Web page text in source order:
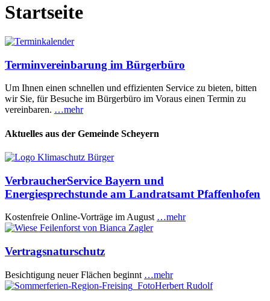
Startseite
Terminvereinbarung im Bürgerbüro
Um Ihnen einen schnellen und effizienten Service zu bieten, bitten
wir Sie, für Besuche im Bürgerbüro im Voraus einen Termin zu
vereinbaren. …mehr
Aktuelles aus der Gemeinde Scheyern
VerbraucherService Bayern und
Energiesprechstunde am Landratsamt Pfaffenhofen
Kostenfreie Online-Vorträge im August …mehr
Vertragsnaturschutz
Besichtigung neuer Flächen beginnt …mehr